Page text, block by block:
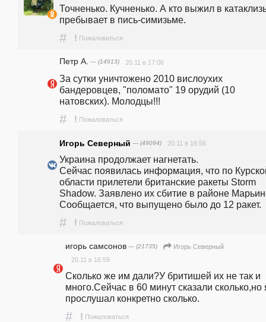
Точненько. Кучненько. А кто выжил в
пребывает в пись-симизьме.
# ! Пожаловаться
Петр А. — (14913) 20.11 в 17:06
За сутки уничтожено 2010 вислоухих
бандеровцев, "поломато" 19 орудий (10
натовских). Молодцы!!!
# ! Пожаловаться
Игорь Северный — (49094) 20.11 в 16:56
Украина продолжает нагнетать.
Сейчас появилась информация, что по
области прилетели британские ракеты Storm
Shadow. Заявлено их сбитие в районе
Сообщается, что выпущено было до 12
# ! Пожаловаться
игорь самсонов — (21735)
Игорь Северный
20.11 в 16:59
Сколько же им дали?У бритишей их не так и
много.Сейчас в 60 минут сказали сколько,но
прослушал конкретно сколько.
# ! Пожаловаться